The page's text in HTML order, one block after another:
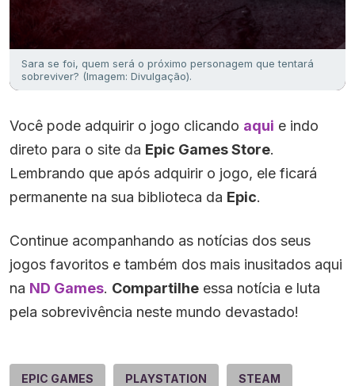
Sara se foi, quem será o próximo personagem que tentará
sobreviver? (Imagem: Divulgação).
Você pode adquirir o jogo clicando aqui e indo
direto para o site da Epic Games Store.
Lembrando que após adquirir o jogo, ele ficará
permanente na sua biblioteca da Epic.
Continue acompanhando as notícias dos seus
jogos favoritos e também dos mais inusitados aqui
na ND Games. Compartilhe essa notícia e luta
pela sobrevivência neste mundo devastado!
EPIC GAMES PLAYSTATION STEAM